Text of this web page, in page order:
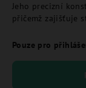
Jeho precizní
přičemž zajišťuje
Pouze pro